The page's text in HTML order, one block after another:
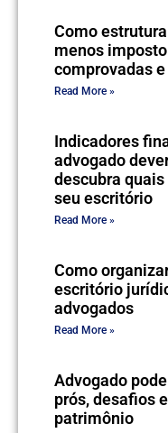
Como
menos
comprovadas
Read More »
Indicadores
advogado
descubra
seu escritório
Read More »
Como
escritório
advogados
Read More »
Advogado
prós, desafios
patrimônio